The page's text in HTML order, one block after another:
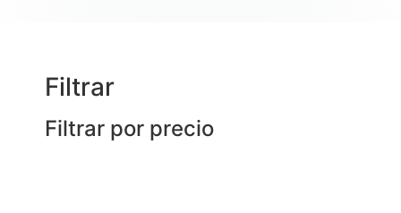
Filtrar
Filtrar por precio